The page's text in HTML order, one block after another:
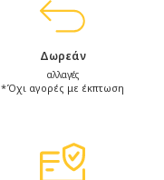
Δωρεάν
αλλαγές
*Όχι αγορές με έκπτωση